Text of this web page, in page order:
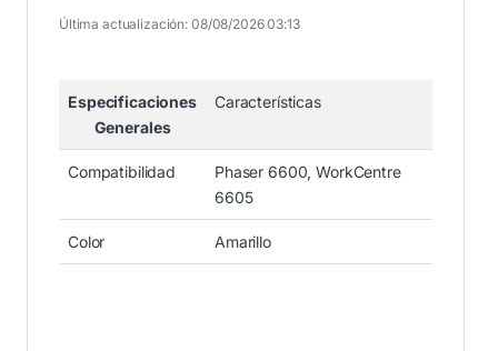
Última actualización: 08/08/2026 03:13
Especificaciones
Generales
Características
Compatibilidad
Phaser 6600, WorkCentre
6605
Color Amarillo